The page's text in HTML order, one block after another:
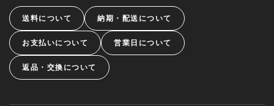
送料について 納期・配送について
お支払いについて 営業日について
返品・交換について